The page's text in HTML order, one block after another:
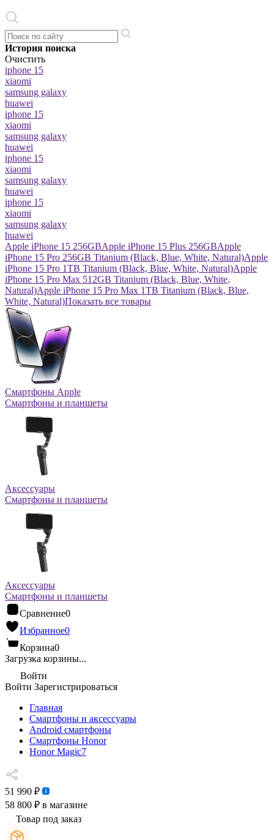
История поиска
Очистить
iphone 15
xiaomi
samsung galaxy
huawei
iphone 15
xiaomi
samsung galaxy
huawei
iphone 15
xiaomi
samsung galaxy
huawei
iphone 15
xiaomi
samsung galaxy
huawei
Apple iPhone 15 256GBApple iPhone 15 Plus 256GBApple
iPhone 15 Pro 256GB Titanium (Black, Blue, White, Natural)Apple
iPhone 15 Pro 1TB Titanium (Black, Blue, White, Natural)Apple
iPhone 15 Pro Max 512GB Titanium (Black, Blue, White,
Natural)Apple iPhone 15 Pro Max 1TB Titanium (Black, Blue,
White, Natural)Показать все товары
Смартфоны Apple
Смартфоны и планшеты
Аксессуары
Смартфоны и планшеты
Аксессуары
Смартфоны и планшеты
Сравнение0
Избранное0
Корзина0
Загрузка корзины...
Войти
Войти Зарегистрироваться
Главная
Смартфоны и аксессуары
Android cмартфоны
Смартфоны Honor
Honor Magic7
51 990 ₽
58 800 ₽ в магазине
Товар под заказ